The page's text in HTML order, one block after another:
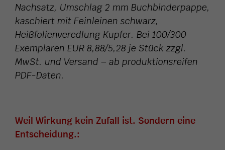
Nachsatz, Umschlag 2 mm Buchbinderpappe,
kaschiert mit Feinleinen schwarz,
Heißfolienveredlung Kupfer. Bei 100/300
Exemplaren EUR 8,88/5,28 je Stück zzgl.
MwSt. und Versand – ab produktionsreifen
PDF-Daten.
Weil Wirkung kein Zufall ist. Sondern eine
Entscheidung.: